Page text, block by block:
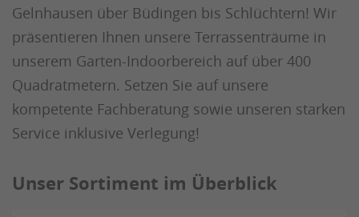
Gelnhausen über Büdingen bis Schlüchtern! Wir
präsentieren Ihnen unsere Terrassenträume in
unserem Garten-Indoorbereich auf über 400
Quadratmetern. Setzen Sie auf unsere
kompetente Fachberatung sowie unseren starken
Service inklusive Verlegung!
Unser Sortiment im Überblick